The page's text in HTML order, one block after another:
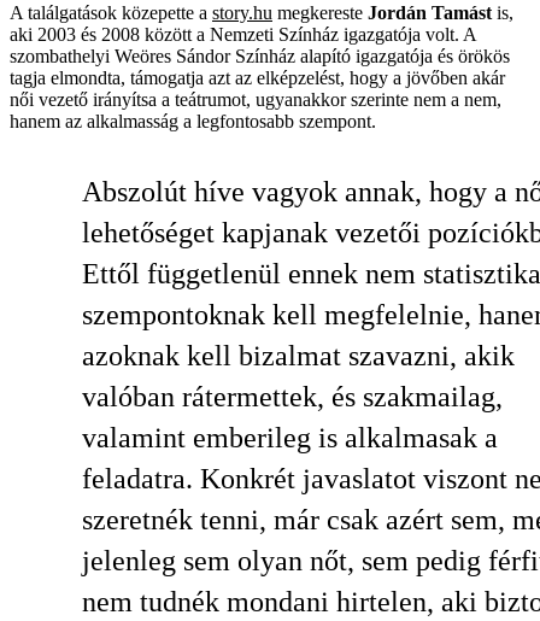
A találgatások közepette a story.hu megkereste Jordán Tamást is,
aki 2003 és 2008 között a Nemzeti Színház igazgatója volt. A
szombathelyi Weöres Sándor Színház alapító igazgatója és örökös
tagja elmondta, támogatja azt az elképzelést, hogy a jövőben akár
női vezető irányítsa a teátrumot, ugyanakkor szerinte nem a nem,
hanem az alkalmasság a legfontosabb szempont.
Abszolút híve vagyok annak, hogy a
lehetőséget kapjanak vezetői
Ettől függetlenül ennek nem
szempontoknak kell megfelelnie,
azoknak kell bizalmat szavazni, akik
valóban rátermettek, és szakmailag,
valamint emberileg is alkalmasak a
feladatra. Konkrét javaslatot viszont
szeretnék tenni, már csak azért sem,
jelenleg sem olyan nőt, sem pedig
nem tudnék mondani hirtelen, aki